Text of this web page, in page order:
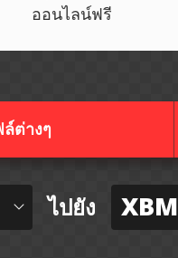
ออนไลน์ฟรี
ล์ต่างๆ​
ไปยัง XBM